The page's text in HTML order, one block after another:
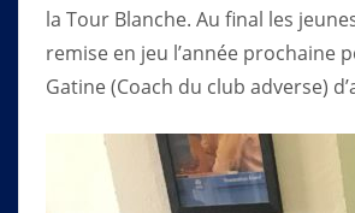
la Tour Blanche. Au final les
remise en jeu l’année prochaine
Gatine (Coach du club adverse)